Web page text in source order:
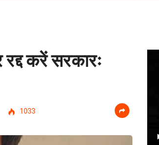
करें सरकारः
1033